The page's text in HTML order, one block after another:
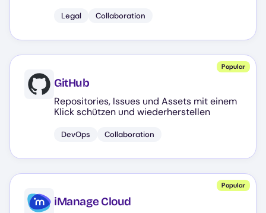
Legal Collaboration
Popular
GitHub
Repositories, Issues und Assets mit einem
Klick schützen und wiederherstellen
DevOps Collaboration
Popular
iManage Cloud